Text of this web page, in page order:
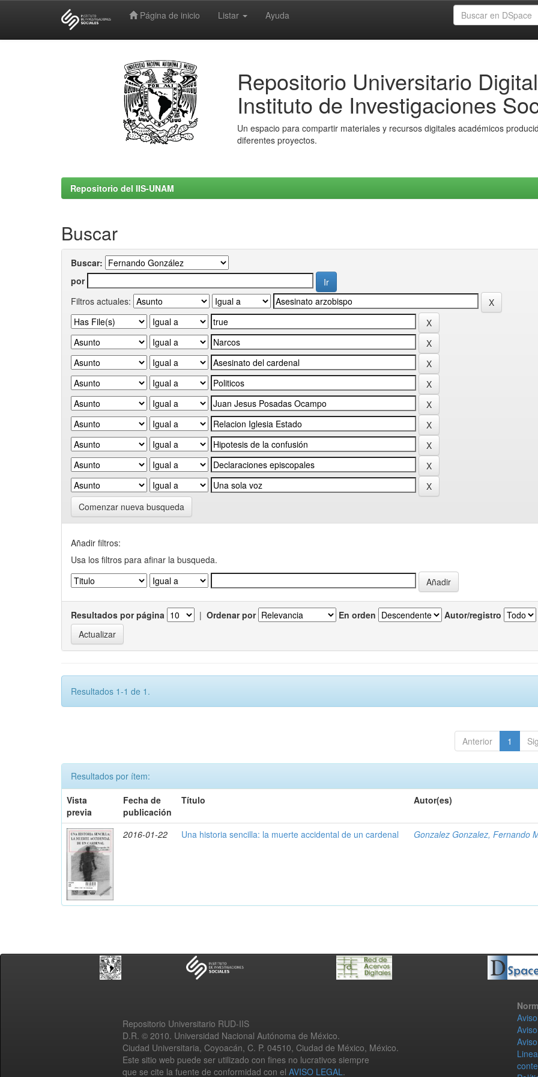
Página de inicio Listar Ayuda
Repositorio Universitario Digital
Instituto de Investigaciones
Un espacio para compartir materiales y recursos digitales académicos
diferentes proyectos.
Repositorio del IIS-UNAM
Buscar
Buscar:
por
Filtros actuales:
Comenzar nueva busqueda
Añadir filtros:
Usa los filtros para afinar la busqueda.
Resultados por página | Ordenar por En orden Autor/registro
Resultados 1-1 de 1.
Anterior 1
Resultados por ítem:
Vista
previa
Fecha de
publicación
Título Autor(es)
2016-01-22 Una historia sencilla: la muerte accidental de un cardenal Gonzalez Gonzalez, Fernando
Repositorio Universitario RUD-IIS
D.R. © 2010. Universidad Nacional Autónoma de México.
Ciudad Universitaria, Coyoacán, C. P. 04510, Ciudad de México, México.
Este sitio web puede ser utilizado con fines no lucrativos siempre
que se cite la fuente de conformidad con el AVISO LEGAL.